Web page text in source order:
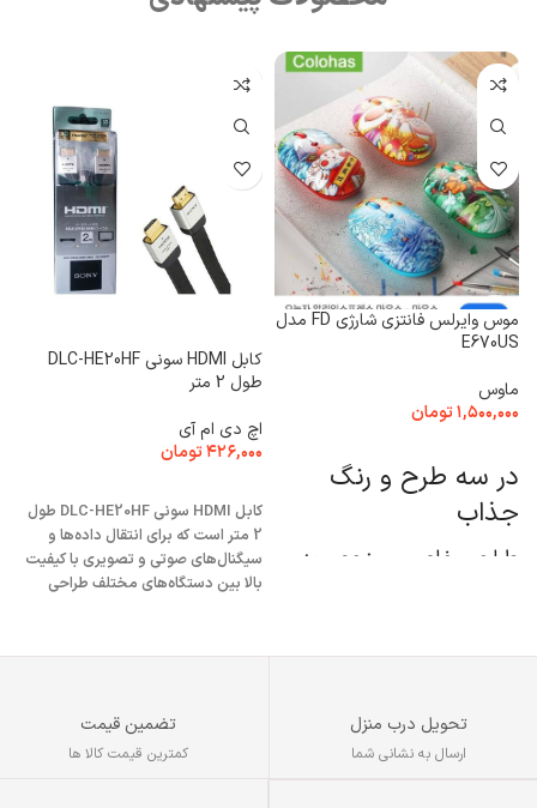
موس وایرلس فانتزی شارژی FD مدل
E670US
ماوس
۱,۵۰۰,۰۰۰تومان
در سه طرح و رنگ
جذاب
طراحی خاص و منحصر به
دارای دانگل DUAL
کابل HDMI سونی DLC-HE20HF
طول 2 متر
اچ دی ام آی
۴۲۶,۰۰۰تومان
کابل HDMI سونی DLC-HE20HF طول
2 متر است که برای انتقال داده‌ها و
سیگنال‌های صوتی و تصویری با کیفیت
بالا بین دستگاه‌های مختلف طراحی
تحویل درب منزل
ارسال به نشانی شما
تضمین قیمت
کمترین قیمت کالا ها